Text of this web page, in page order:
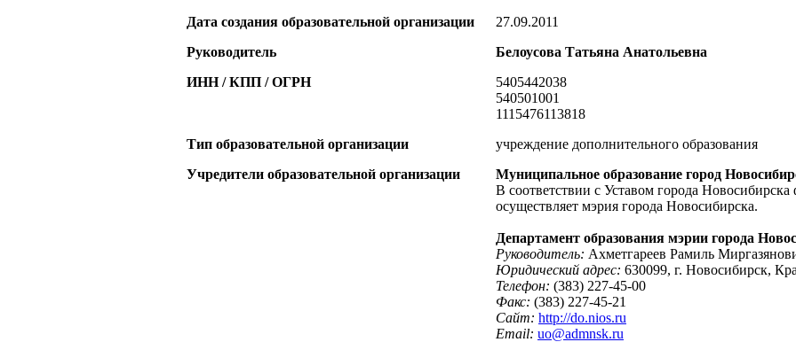
Дата создания образовательной организации
27.09.2011
Руководитель
Белоусова Татьяна Анатольевна
ИНН / КПП / ОГРН
5405442038
540501001
1115476113818
Тип образовательной организации
учреждение дополнительного образования
Учредители образовательной организации
Муниципальное образование город
В соответствии с Уставом города
осуществляет мэрия города Новосибирска.
Департамент образования мэрии города
Руководитель: Ахметгареев Рамиль
Юридический адрес: 630099, г. Новосибирск,
Телефон: (383) 227-45-00
Факс: (383) 227-45-21
Сайт: http://do.nios.ru
Email: uo@admnsk.ru